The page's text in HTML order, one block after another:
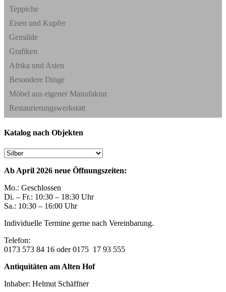
Teppiche
Eisen und Kupfer
Gemälde
Grafiken
Afrika und Asien
Besondere Dinge
Möbel aus eigener Manufaktur
Restaurierungswerkstatt
Katalog nach Objekten
Ab April 2026 neue Öffnungszeiten:
Mo.: Geschlossen
Di. – Fr.: 10:30 – 18:30 Uhr
Sa.: 10:30 – 16:00 Uhr
Individuelle Termine gerne nach Vereinbarung.
Telefon:
0173 573 84 16 oder 0175 17 93 555
Antiquitäten am Alten Hof
Inhaber: Helmut Schäffner